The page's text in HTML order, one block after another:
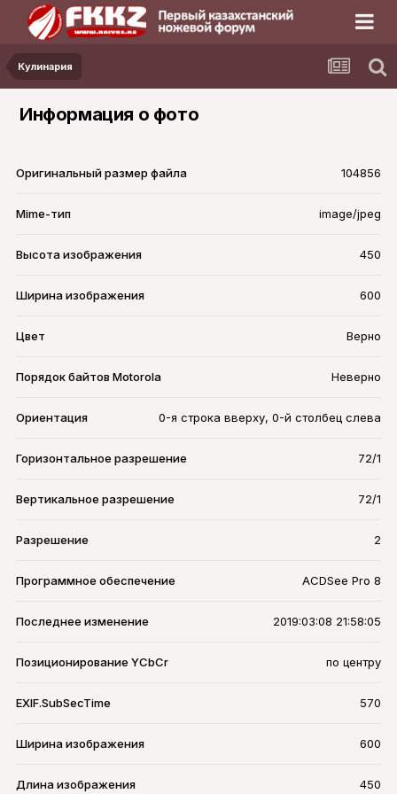
Кулинария
Информация о фото
Оригинальный размер файла 104856
Mime-тип image/jpeg
Высота изображения 450
Ширина изображения 600
Цвет Верно
Порядок байтов Motorola Неверно
Ориентация 0-я строка вверху, 0-й столбец слева
Горизонтальное разрешение 72/1
Вертикальное разрешение 72/1
Разрешение 2
Программное обеспечение ACDSee Pro 8
Последнее изменение 2019:03:08 21:58:05
Позиционирование YCbCr по центру
EXIF.SubSecTime 570
Ширина изображения 600
Длина изображения 450